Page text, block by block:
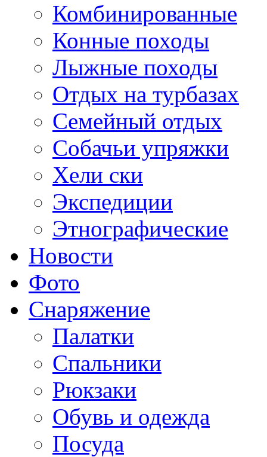
Комбинированные
Конные походы
Лыжные походы
Отдых на турбазах
Семейный отдых
Собачьи упряжки
Хели ски
Экспедиции
Этнографические
Новости
Фото
Снаряжение
Палатки
Спальники
Рюкзаки
Обувь и одежда
Посуда